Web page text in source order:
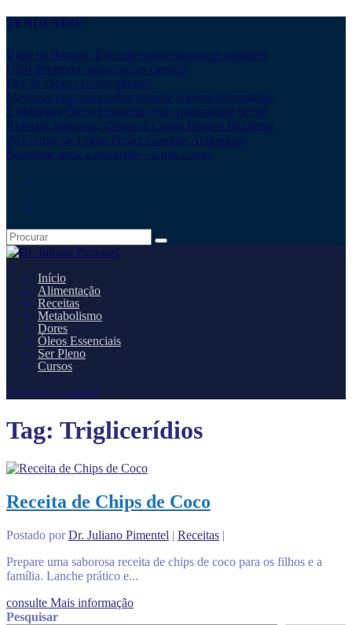
TENDENDO:
Dieta da Banana: Entenda como emagrecer saudável
Olho tremendo: quais são as causas?
Dor de cabeça Como aliviar?
Melhores chás para beber durante o jejum intermitente
5 Melhores Óleos Essenciais Para queimadura de sol
Refluxo: Sintomas, Causas e Como Tratar o Problema
20 Formas de Como Perder Gordura Abdominal
Substituir arroz e macarrão – o que comer
Início
Alimentação
Receitas
Metabolismo
Dores
Óleos Essenciais
Ser Pleno
Cursos
Selecione a página
Tag: Triglicerídios
Receita de Chips de Coco
Postado porDr. Juliano Pimentel | Receitas |
Prepare uma saborosa receita de chips de coco para os filhos e a
família. Lanche prático e...
consulte Mais informação
Pesquisar